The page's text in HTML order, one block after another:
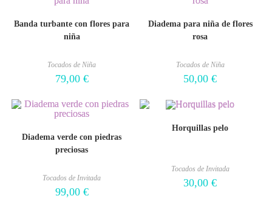
Banda turbante con flores para
niña
Tocados de Niña
79,00 €
Diadema para niña de flores
rosa
Tocados de Niña
50,00€
Diadema verde con piedras
preciosas
Tocados de Invitada
99,00 €
Horquillas pelo
Tocados de Invitada
30,00€